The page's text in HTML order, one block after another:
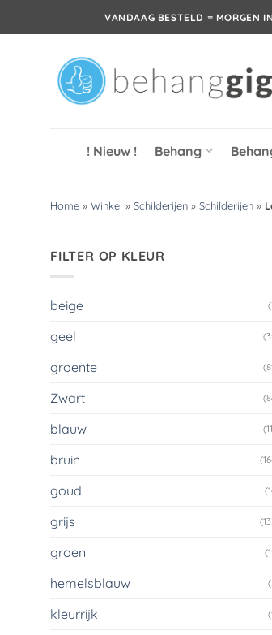
VANDAAG BESTELD = MORGEN
! Nieuw ! Behang
Home » Winkel » Schilderijen » Schilderijen »
FILTER OP KLEUR
beige
geel
groente
Zwart
blauw
bruin
goud
grijs
groen
hemelsblauw
kleurrijk